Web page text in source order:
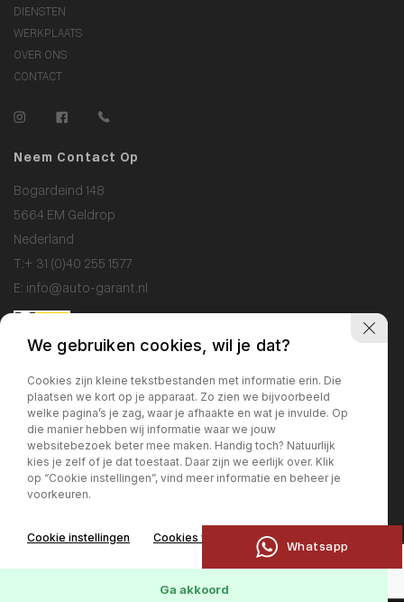
Whatsapp
DIENSTEN
WERKPLAATS
OVER ONS
CONTACT
Neem Contact Op
Bogardeind 148
5664 EM Geldrop
Nederland
T:+ 31 (0)40 255 1577
E: info@auto-garant.nl
Showroom
Ma / Vr: 09:00 - 18:00
Za: 10:00 - 17:00
Zo: gesloten
Ma / Vr: 09:00 - 17:00
We gebruiken cookies, wil je dat?
Cookies zijn kleine tekstbestanden met informatie erin. Die
plaatsen we kort op je apparaat. Zo zien we bijvoorbeeld
welke pagina’s je zag, waar je afhaakte en wat je invulde. Op
die manier hebben wij informatie waar we jouw
websitebezoek beter mee maken. Handig toch? Natuurlijk
kies je zelf of je dat toestaat. Daar zijn we eerlijk over. Klik
op “Cookie instellingen”, vind meer informatie en beheer je
voorkeuren.
Cookie instellingen Cookies weigeren
Ga akkoord